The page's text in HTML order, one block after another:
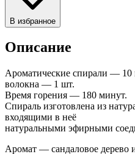
В избранное
Описание
Ароматические спирали — 10
волокна — 1 шт.
Время горения — 180 минут.
Спираль изготовлена из
входящими в неё
натуральными эфирными
Аромат — сандаловое дерево